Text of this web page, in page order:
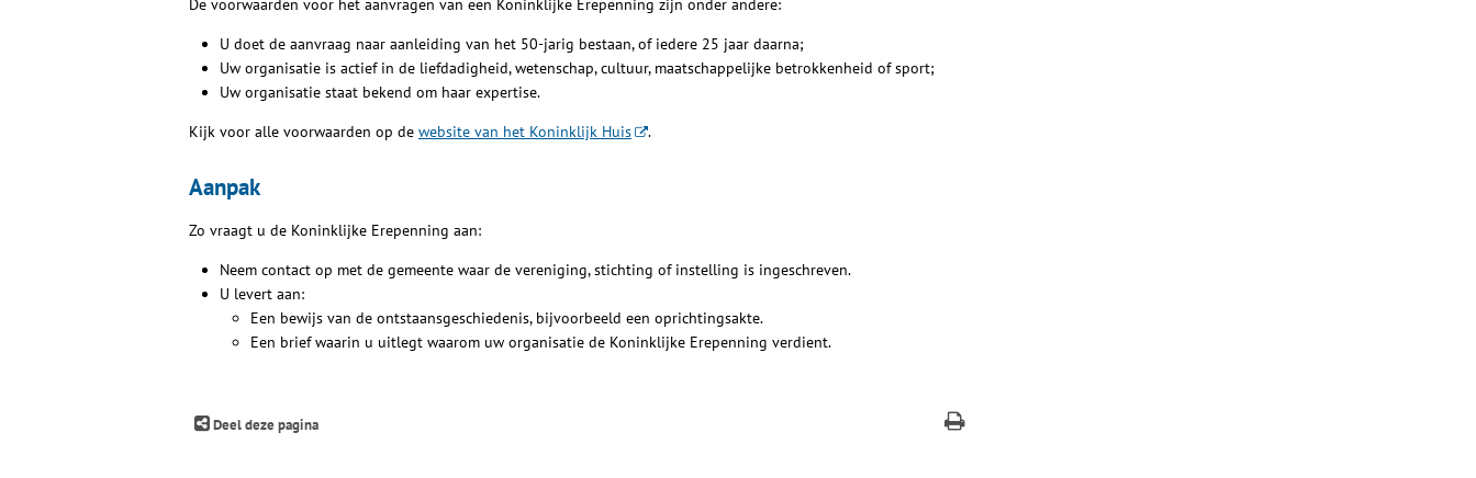
U doet de aanvraag naar aanleiding van het 50-jarig bestaan, of iedere 25 jaar daarna;
Uw organisatie is actief in de liefdadigheid, wetenschap, cultuur, maatschappelijke betrokkenheid of sport;
Uw organisatie staat bekend om haar expertise.
Kijk voor alle voorwaarden op de website van het Koninklijk Huis .
Aanpak
Zo vraagt u de Koninklijke Erepenning aan:
Neem contact op met de gemeente waar de vereniging, stichting of instelling is ingeschreven.
U levert aan:
Een bewijs van de ontstaansgeschiedenis, bijvoorbeeld een oprichtingsakte.
Een brief waarin u uitlegt waarom uw organisatie de Koninklijke Erepenning verdient.
Deel deze pagina